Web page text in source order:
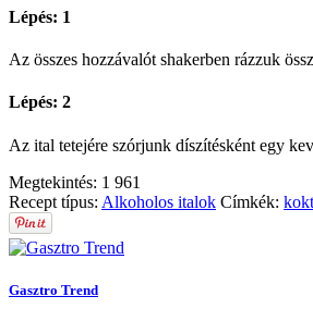
Lépés: 1
Az összes hozzávalót shakerben rázzuk
Lépés: 2
Az ital tetejére szórjunk díszítésként egy
Megtekintés: 1 961
Recept típus: Alkoholos italok Címkék:
Gasztro Trend